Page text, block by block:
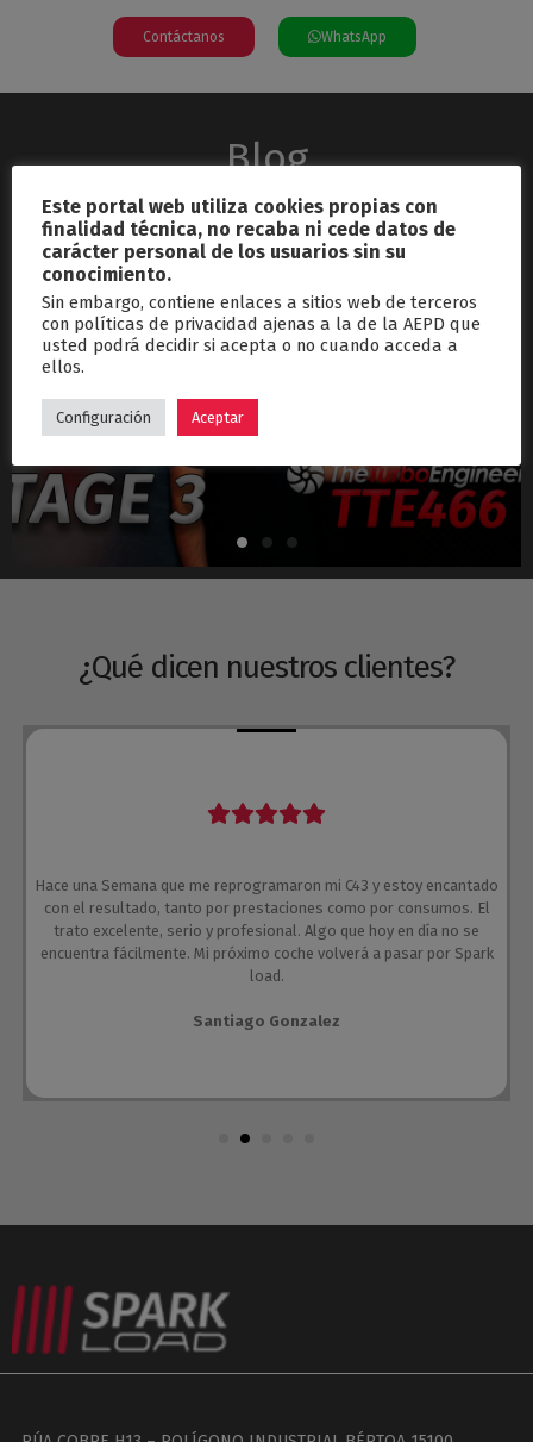
Contáctanos WhatsApp
Blog
septiembre 26, 2024
Hyundai i30N Stage 3 – Turbo TTE466
¿Qué dicen nuestros clientes?
Hace una Semana que me reprogramaron mi C43 y estoy encantado
con el resultado, tanto por prestaciones como por consumos. El
trato excelente, serio y profesional. Algo que hoy en día no se
encuentra fácilmente. Mi próximo coche volverá a pasar por Spark
load.
Santiago Gonzalez
Este portal web utiliza cookies propias con
finalidad técnica, no recaba ni cede datos de
carácter personal de los usuarios sin su
conocimiento.
Sin embargo, contiene enlaces a sitios web de terceros
con políticas de privacidad ajenas a la de la AEPD que
usted podrá decidir si acepta o no cuando acceda a
ellos.
Configuración Aceptar